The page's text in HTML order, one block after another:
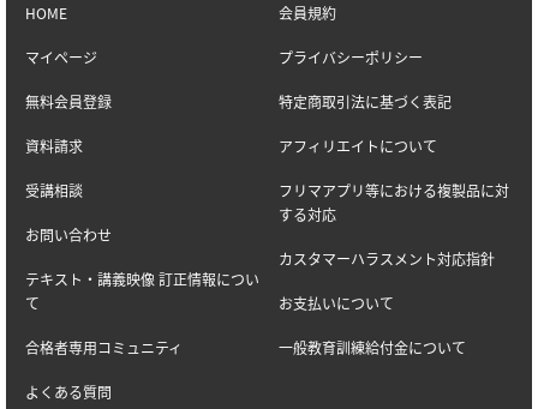
HOME
マイページ
無料会員登録
資料請求
受講相談
お問い合わせ
テキスト・講義映像 訂正情報につい
て
合格者専用コミュニティ
よくある質問
会員規約
プライバシーポリシー
特定商取引法に基づく表記
アフィリエイトについて
フリマアプリ等における複製品に対
する対応
カスタマーハラスメント対応指針
お支払いについて
一般教育訓練給付金について